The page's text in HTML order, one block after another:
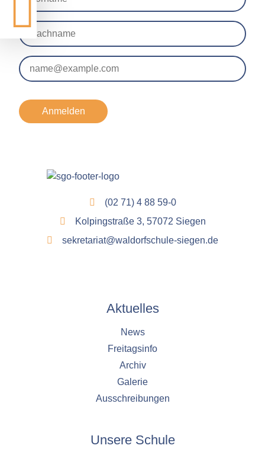
Anmelden
(02 71) 4 88 59-0
Kolpingstraße 3, 57072 Siegen
sekretariat@waldorfschule-siegen.de
Aktuelles
News
Freitagsinfo
Archiv
Galerie
Ausschreibungen
Unsere Schule